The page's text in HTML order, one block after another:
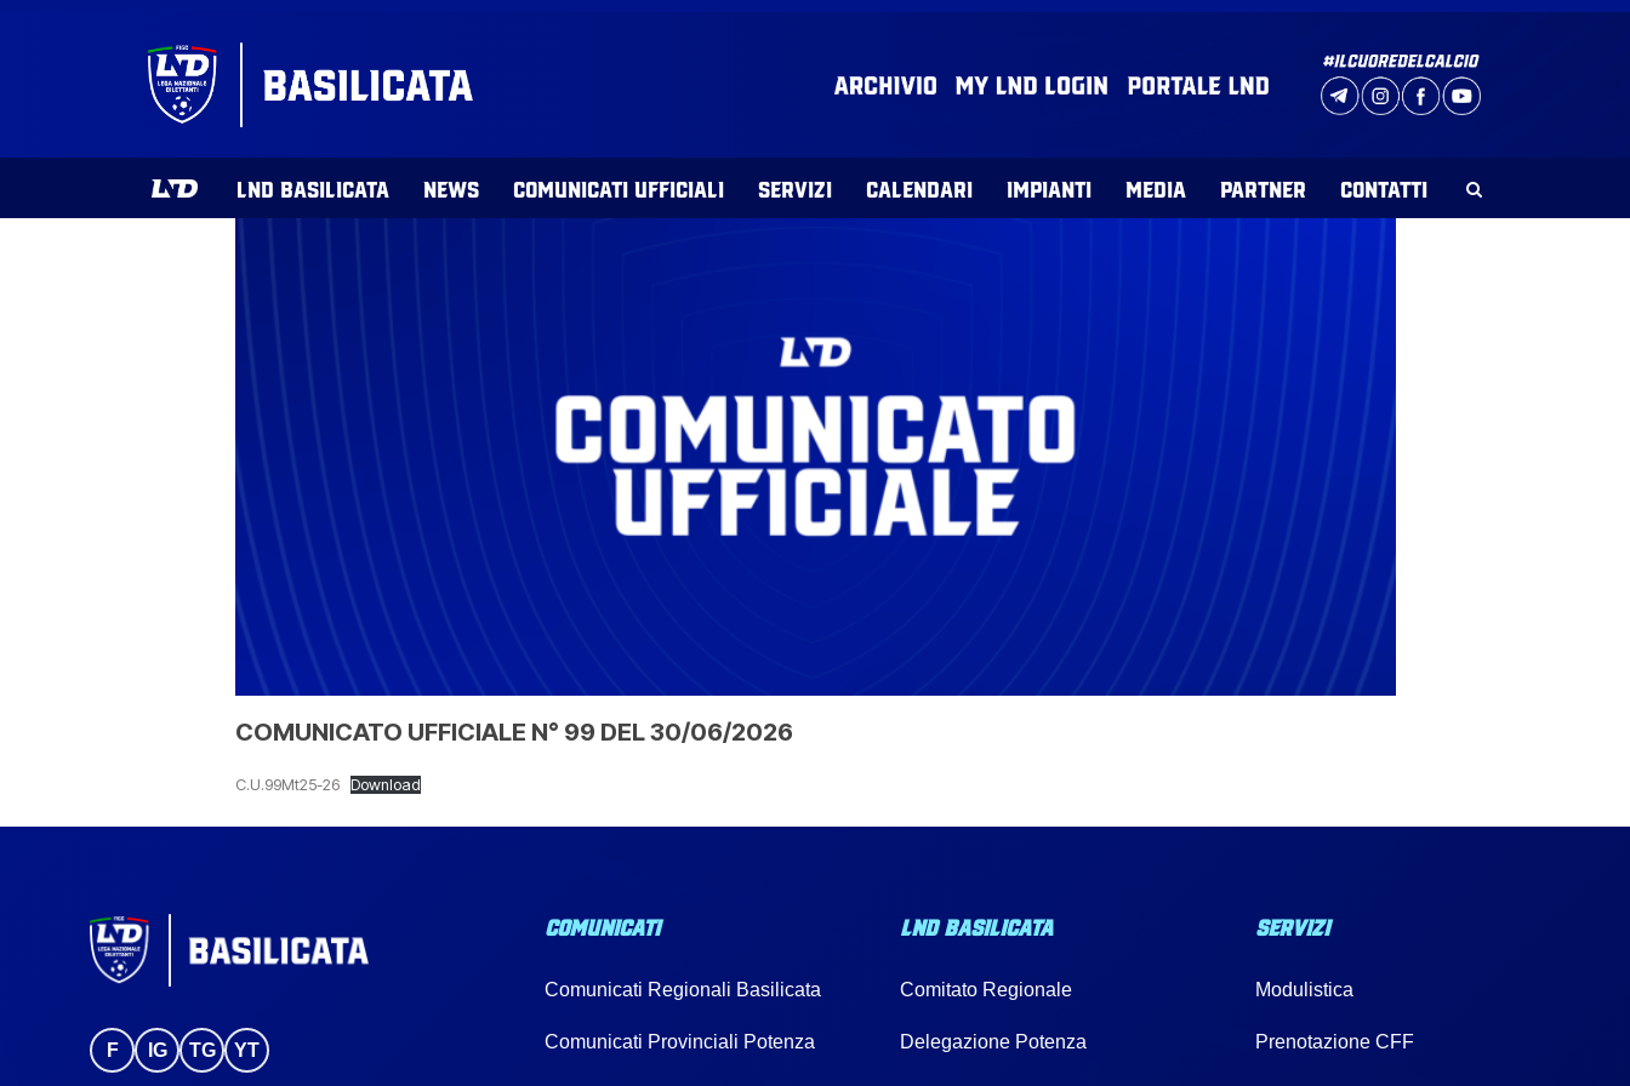
LND BASILICATA NEWS COMUNICATI UFFICIALI SERVIZI CALENDARI IMPIANTI MEDIA PARTNER CONTATTI
COMUNICATO UFFICIALE N° 99 DEL 30/06/2026
C.U.99Mt25-26 Download
F IG TG YT
COMUNICATI
Comunicati Regionali Basilicata
Comunicati Provinciali Potenza
LND BASILICATA
Comitato Regionale
Delegazione Potenza
SERVIZI
Modulistica
Prenotazione CFF